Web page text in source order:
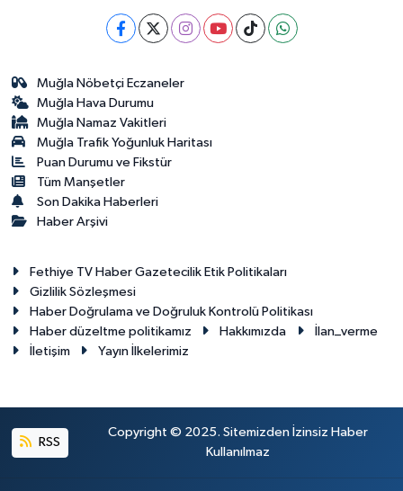
Muğla Nöbetçi Eczaneler
Muğla Hava Durumu
Muğla Namaz Vakitleri
Muğla Trafik Yoğunluk Haritası
Puan Durumu ve Fikstür
Tüm Manşetler
Son Dakika Haberleri
Haber Arşivi
Fethiye TV Haber Gazetecilik Etik Politikaları
Gizlilik Sözleşmesi
Haber Doğrulama ve Doğruluk Kontrolü Politikası
Haber düzeltme politikamız
Hakkımızda
İlan_verme
İletişim
Yayın İlkelerimiz
RSS
Copyright © 2025. Sitemizden İzinsiz Haber
Kullanılmaz